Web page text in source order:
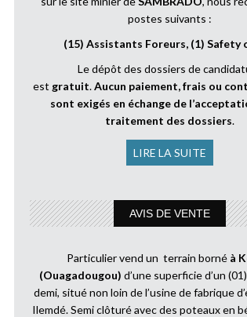
postes suivants :
(15) Assistants Foreurs, (1) Safety
Le dépôt des dossiers de
est gratuit.Aucun paiement, frais ou
sont exigés en échange de
traitement des dossiers.
LIRE LA SUITE
AVIS DE VENTE
Particulier vend un terrain borné à
(Ouagadougou) d’une superficie d’un
demi, situé non loin de l’usine de fabrique
Ilemdé. Semi clôturé avec des poteaux en